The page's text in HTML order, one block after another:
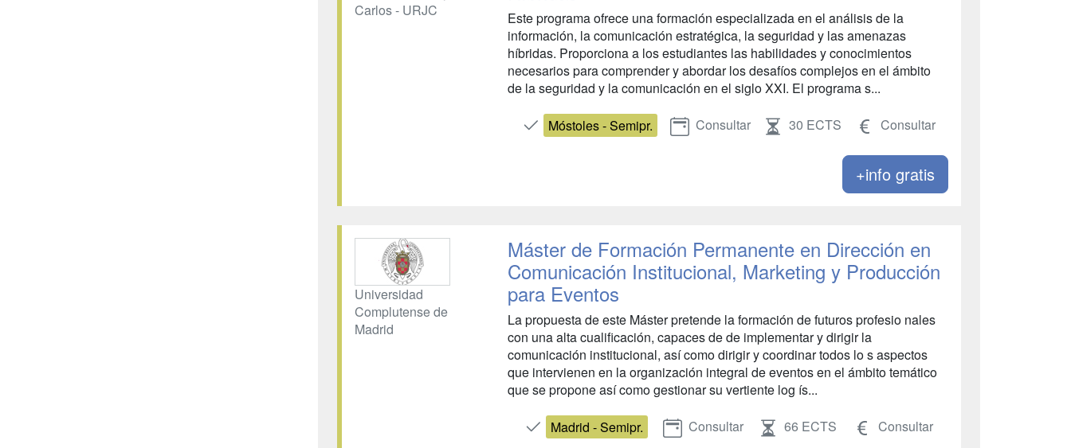
Carlos - URJC
Este programa ofrece una formación especializada en el análisis de la
información, la comunicación estratégica, la seguridad y las amenazas
híbridas. Proporciona a los estudiantes las habilidades y conocimientos
necesarios para comprender y abordar los desafíos complejos en el ámbito
de la seguridad y la comunicación en el siglo XXI. El programa s...
Móstoles - Semipr. Consultar 30 ECTS Consultar
+info gratis
Universidad
Complutense de
Madrid
Máster de Formación Permanente en Dirección en
Comunicación Institucional, Marketing y Producción
para Eventos
La propuesta de este Máster pretende la formación de futuros profesio nales
con una alta cualificación, capaces de de implementar y dirigir la
comunicación institucional, así como dirigir y coordinar todos lo s aspectos
que intervienen en la organización integral de eventos en el ámbito temático
que se propone así como gestionar su vertiente log ís...
Madrid - Semipr. Consultar 66 ECTS Consultar